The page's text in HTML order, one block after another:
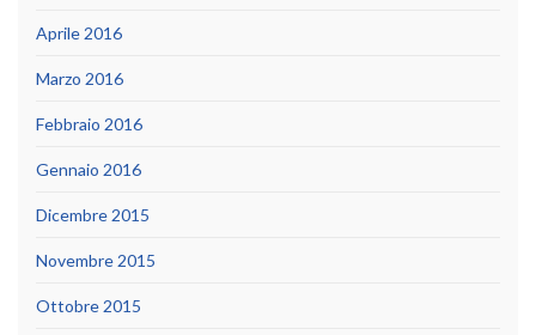
Aprile 2016
Marzo 2016
Febbraio 2016
Gennaio 2016
Dicembre 2015
Novembre 2015
Ottobre 2015